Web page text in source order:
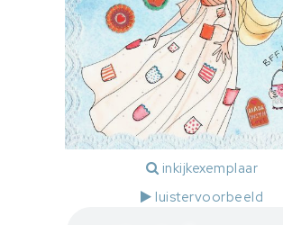
inkijkexemplaar
luistervoorbeeld